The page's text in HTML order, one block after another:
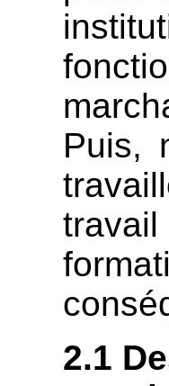
Puis,
2.1